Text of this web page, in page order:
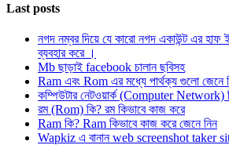
Last posts
নগদ নম্বর দিয়ে যে কারো নগদ একাউন্ট এর
ব্যবহার করে ।
Mb ছাড়াই facebook চালান ছবিসহ
Ram এবং Rom এর মধ্যে পার্থক্য গুলো জেনে
কম্পিউটার নেটওয়ার্ক (Computer Network)
রম (Rom) কি? রম কিভাবে কাজ করে
Ram কি? Ram কিভাবে কাজ করে জেনে নিন
Wapkiz এ বানান web screenshot taker